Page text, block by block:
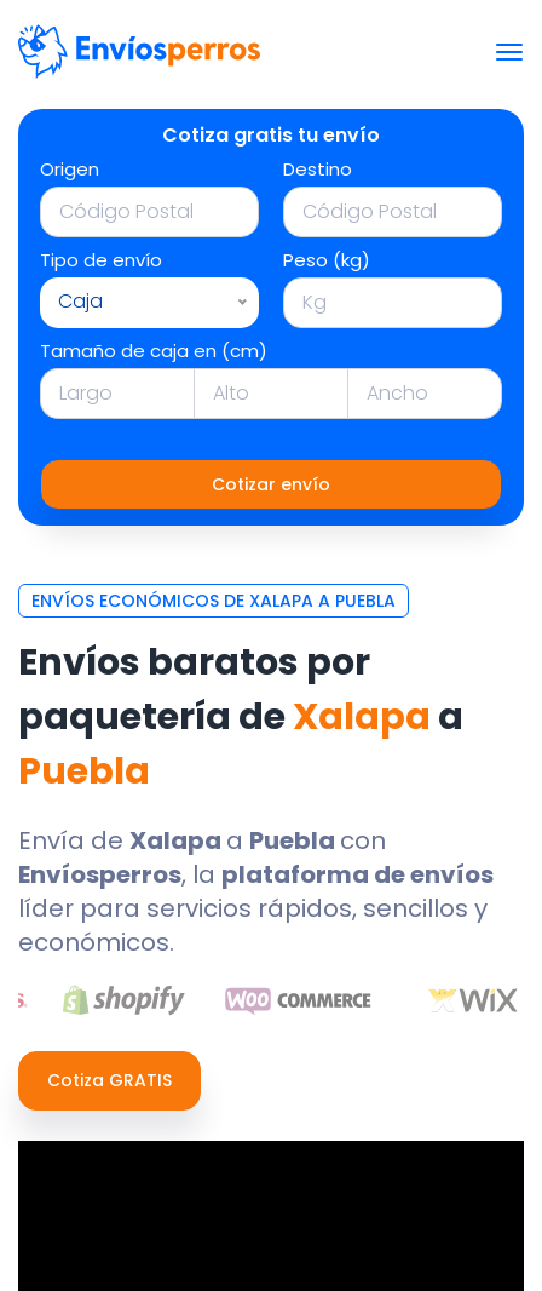
Cotiza gratis tu envío
Origen Destino
Tipo de envío
Caja
Peso (kg)
Tamaño de caja en (cm)
Cotizar envío
ENVÍOS ECONÓMICOS DE XALAPA A PUEBLA
Envíos baratos por
paquetería deXalapa a
Puebla
Envía de Xalapa a Puebla con
Envíosperros, la plataforma de envíos
líder para servicios rápidos, sencillos y
económicos.
Cotiza GRATIS